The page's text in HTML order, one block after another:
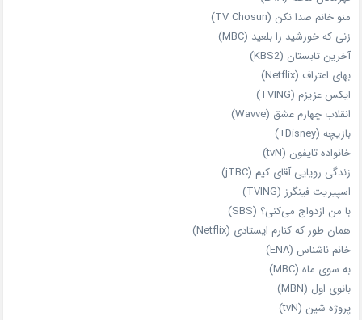
منو خانم صدا نکن (TV Chosun)
زنی که خورشید را بلعید (MBC)
آخرین تابستان (KBS2)
بهای اعتراف (Netflix)
ایکس عزیزم (TVING)
انقلاب چهارم عشق (Wavve)
بازیچه (Disney+)
خانواده تایفون (tvN)
زندگی رویایی آقای کیم (jTBC)
اسپیریت فینگرز (TVING)
با من ازدواج می‌کنی؟ (SBS)
همان‌ طور که کنارم ایستادی (Netflix)
خانم ناشناس (ENA)
به سوی ماه (MBC)
بانوی اول (MBN)
پروژه شین (tvN)